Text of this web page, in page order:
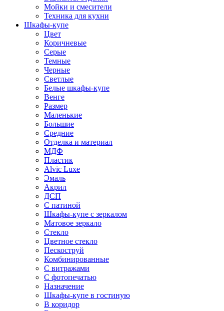
Мойки и смесители
Техника для кухни
Шкафы-купе
Цвет
Коричневые
Серые
Темные
Черные
Светлые
Белые шкафы-купе
Венге
Размер
Маленькие
Большие
Средние
Отделка и материал
МДФ
Пластик
Alvic Luxe
Эмаль
Акрил
ДСП
С патиной
Шкафы-купе с зеркалом
Матовое зеркало
Стекло
Цветное стекло
Пескоструй
Комбинированные
С витражами
С фотопечатью
Назначение
Шкафы-купе в гостиную
В коридор